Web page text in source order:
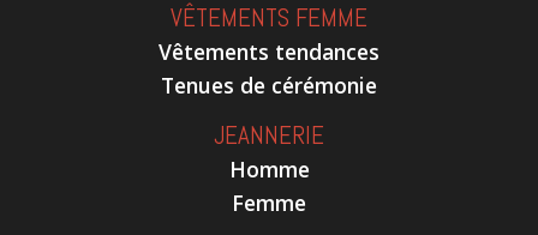
VÊTEMENTS FEMME
Vêtements tendances
Tenues de cérémonie
JEANNERIE
Homme
Femme